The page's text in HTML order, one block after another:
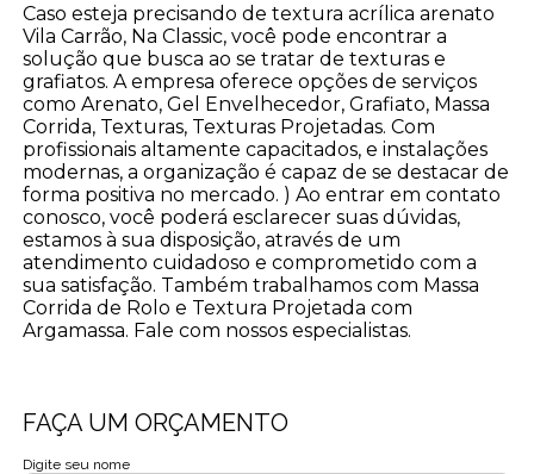
Caso esteja precisando de textura acrílica arenato
Vila Carrão, Na Classic, você pode encontrar a
solução que busca ao se tratar de texturas e
grafiatos. A empresa oferece opções de serviços
como Arenato, Gel Envelhecedor, Grafiato, Massa
Corrida, Texturas, Texturas Projetadas. Com
profissionais altamente capacitados, e instalações
modernas, a organização é capaz de se destacar de
forma positiva no mercado. ) Ao entrar em contato
conosco, você poderá esclarecer suas dúvidas,
estamos à sua disposição, através de um
atendimento cuidadoso e comprometido com a
sua satisfação. Também trabalhamos com Massa
Corrida de Rolo e Textura Projetada com
Argamassa. Fale com nossos especialistas.
FAÇA UM ORÇAMENTO
Digite seu nome